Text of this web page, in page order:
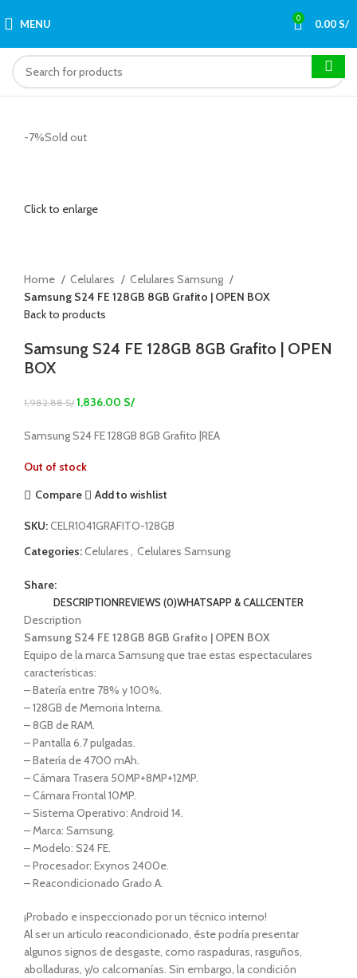
MENU 0 0.00S/
-7%Sold out
Click to enlarge
Home Celulares
Celulares Samsung
Samsung S24 FE 128GB 8GB Grafito | OPEN BOX
Back to products
Samsung S24 FE 128GB 8GB Grafito | OPEN
BOX
1,982.88S/ 1,836.00 S/
Samsung S24 FE 128GB 8GB Grafito |REA
Out of stock
Compare
Add to wishlist
SKU:CELR1041GRAFITO-128GB
Categories:Celulares Celulares Samsung
Share:
DESCRIPTIONREVIEWS (0)WHATSAPP & CALLCENTER
Description
Samsung S24 FE 128GB 8GB Grafito | OPEN BOX
Equipo de la marca Samsung que trae estas espectaculares
características:
– Batería entre 78% y 100%.
– 128GB de Memoria Interna.
– 8GB de RAM.
– Pantalla 6.7 pulgadas.
– Batería de 4700 mAh.
– Cámara Trasera 50MP+8MP+12MP.
– Cámara Frontal 10MP.
– Sistema Operativo: Android 14.
– Marca: Samsung.
– Modelo: S24 FE.
– Procesador: Exynos 2400e.
– Reacondicionado Grado A.
¡Probado e inspeccionado por un técnico interno!
Al ser un articulo reacondicionado, éste podría presentar
algunos signos de desgaste, como raspaduras, rasguños,
abolladuras, y/o calcomanías. Sin embargo, la condición